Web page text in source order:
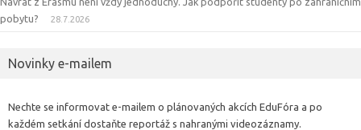
pobytu?
28.7.2026
Novinky e-mailem
Nechte se informovat e-mailem o plánovaných akcích EduFóra a po
každém setkání dostaňte reportáž s nahranými videozáznamy.